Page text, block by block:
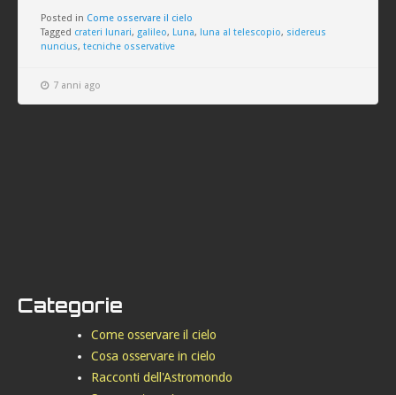
Posted in Come osservare il cielo
Tagged crateri lunari, galileo, Luna, luna al telescopio, sidereus
nuncius, tecniche osservative
7 anni ago
Categorie
Come osservare il cielo
Cosa osservare in cielo
Racconti dell'Astromondo